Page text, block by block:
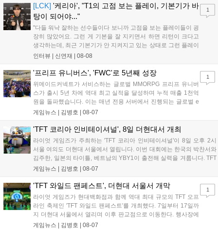
상 'Grand Theft Auto VI: An Extended Look'을 최초 공개할 계획
이다....
[LCK] '케리아', "T1의 고점 보는 플레이, 기본기가 바
탕이 되어야..."
"다들 워낙 잘하는 선수들이다 보니까 고점을 보는 플레이들이 굉
장히 많았어요. 그런 게 기본을 잘 지키면서 하면 리턴이 크다고
생각하는데, 최근 기본기가 안 지켜지고 있는 상태로 그런 플레이
를 추구하다 보니까 팀적으로 안 좋은 사고가 계속 많이 났던 것
LoL 챔피언스 코리아(LCK)'...
인터뷰 | 신연재 | 08-08
1
'프리프 유니버스', 'FWC'로 5년째 성장
위메이드커넥트가 서비스하는 글로벌 MMORPG 프리프 유니버
스가 출시 5년 차에 역대 최고 실적을 달성하며 누적 매출 1천억
원을 돌파했습니다. 이는 매년 전용 서버에서 진행되는 글로벌 e
스포츠 대회 FWC의 영향이 큽니다. FWC는 이용자가 동일한 조
은 전년 대비 매출과 이용자 지표가 대폭 상승하는 성과를 냈습니
FWC 그랜드 파이널이 개최될 예정이며, 위메이드커넥트는 이를
통해 커뮤니티 중심의 장기 성장 모델을 지속할 방침입니다....
게임뉴스 | 김병호 | 08-07
1
'TFT 코리아 인비테이셔널', 8일 더현대서 개최
라이엇 게임즈가 주최하는 'TFT 코리아 인비테이셔널'이 8일 오후 2시
서울 여의도 더현대 서울에서 열립니다. 이번 대회에는 한국의 박찬서와
김주한, 일본의 타이틀, 베트남의 YBY1이 출전해 실력을 겨룹니다. TFT
는 소속팀 없이 개인 자격으로 참가하는 독특한 대회 구조를 가지며, 누
17일까지 이어지는 이번 행사는 신규 세트 체험과 공연 등 다양한 즐길
거리를 제공하며, 이후 현대백화점 판교점에서도 행사가 이어질 예정입
니다. 연말에는 라스베이거스 오픈이 개최됩니다....
게임뉴스 | 김병호 | 08-07
'TFT 와일드 팬페스트', 더현대 서울서 개막
라이엇 게임즈가 현대백화점과 함께 역대 최대 규모의 TFT 오프
라인 축제인 'TFT 와일드 팬페스트'를 개최했다. 7일부터 17일까
지 더현대 서울에서 열리며 이후 판교점으로 이동한다. 행사장에
는 체험, 스페셜, 무대 존이 마련됐으며 8일 오후 2시 인비테이셔
게임뉴스 | 김병호 | 08-07
1